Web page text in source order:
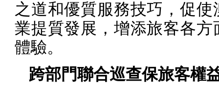
之道和優質服務技巧，促使
業提質發展，增添旅客各方
體驗。
跨部門聯合巡查保旅客權